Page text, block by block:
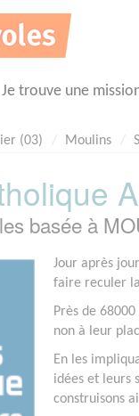
Je trouve une
(03) Moulins
basée à
Jour après
faire reculer
Près de
non à leur
En les
idées et leurs
construisons